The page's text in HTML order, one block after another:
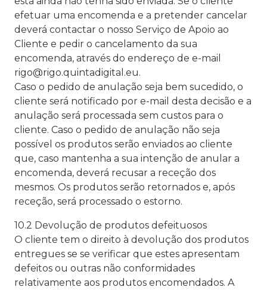
efetuar uma encomenda e a pretender cancelar
deverá contactar o nosso Serviço de Apoio ao
Cliente e pedir o cancelamento da sua
encomenda, através do endereço de e-mail
rigo@rigo.quintadigital.eu.
Caso o pedido de anulação seja bem sucedido, o
cliente será notificado por e-mail desta decisão e a
anulação será processada sem custos para o
cliente. Caso o pedido de anulação não seja
possível os produtos serão enviados ao cliente
que, caso mantenha a sua intenção de anular a
encomenda, deverá recusar a receção dos
mesmos. Os produtos serão retornados e, após
receção, será processado o estorno.
10.2 Devolução de produtos defeituosos
O cliente tem o direito à devolução dos produtos
entregues se se verificar que estes apresentam
defeitos ou outras não conformidades
relativamente aos produtos encomendados. A